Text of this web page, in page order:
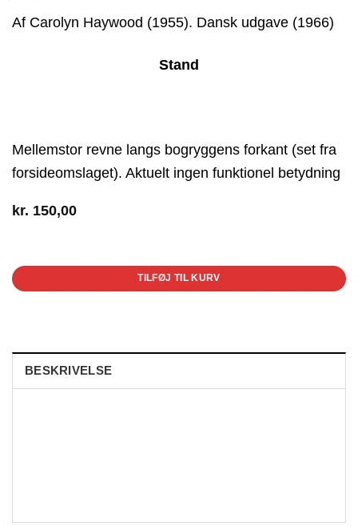
Af Carolyn Haywood (1955). Dansk udgave (1966)
Stand
Mellemstor revne langs bogryggens forkant (set fra
forsideomslaget). Aktuelt ingen funktionel betydning
kr. 150,00
TILFØJ TIL KURV
BESKRIVELSE